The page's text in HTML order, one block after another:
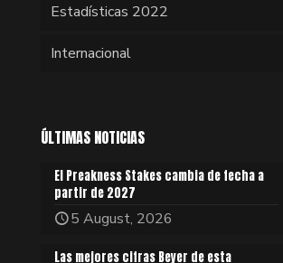
Estadísticas 2022
Internacional
ÚLTIMAS NOTICIAS
El Preakness Stakes cambia de fecha a
partir de 2027
5 August, 2026
Las mejores cifras Beyer de esta